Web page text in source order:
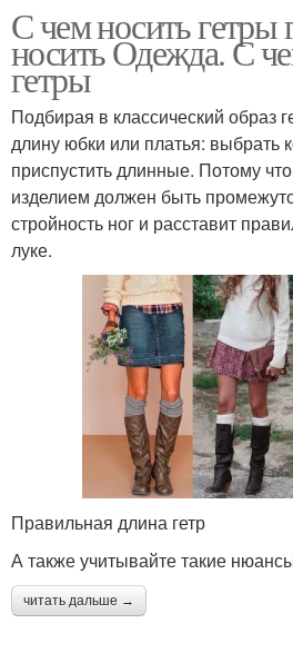
С чем носить гетры
носить Одежда. С
гетры
Подбирая в классический образ
длину юбки или платья: выбрать
приспустить длинные. Потому
изделием должен быть
стройность ног и расставит
луке.
Правильная длина гетр
А также учитывайте такие
читать дальше →